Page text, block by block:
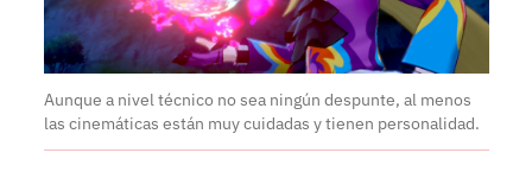
Aunque a nivel técnico no sea ningún despunte, al menos
las cinemáticas están muy cuidadas y tienen personalidad.